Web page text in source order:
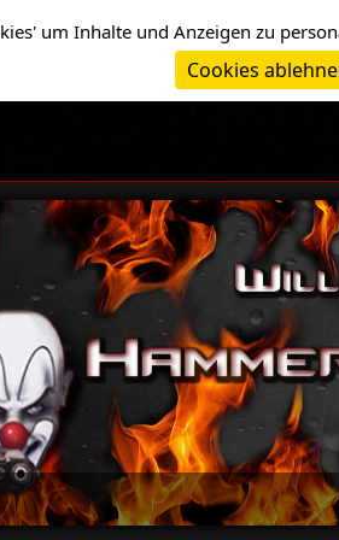
um Inhalte und Anzeigen zu
Cookies